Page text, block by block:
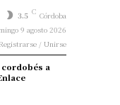
3.5 C Córdoba
9 agosto 2026
/ Unirse
a